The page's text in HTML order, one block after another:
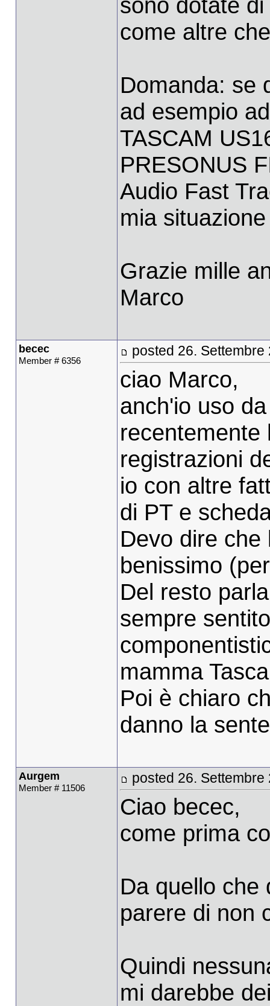
come altre
Domanda: se
ad esempio
TASCAM
PRESONUS
Audio Fast
mia
Grazie mille
Marco
becec
Member # 6356
posted 26. Settembre
ciao Marco,
anch'io uso
recentemente
registrazioni
io con altre
di PT e
Devo dire che
benissimo
Del resto
sempre
mamma
Poi è chiaro
danno la
Aurgem
Member # 11506
posted 26. Settembre
Ciao becec,
come prima
Da quello che
parere di non
Quindi
mi darebbe